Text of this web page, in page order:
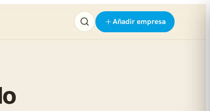
Añadir empresa